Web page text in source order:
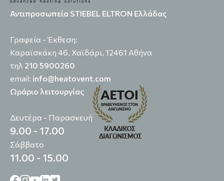
Αντιπροσωπεία STIEBEL ELTRON Ελλάδας
Γραφεία - Έκθεση:
Καραϊσκάκη 46, Χαϊδάρι, 12461 Αθήνα
τηλ 210 5900260
email: info@heatovent.com
Ωράριο λειτουργίας
Δευτέρα - Παρασκευή
9.00 - 17.00
Σάββατο
11.00 - 15.00